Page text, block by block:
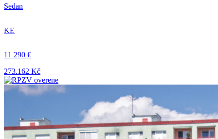
Sedan
KE
11 290 €
273.162 Kč